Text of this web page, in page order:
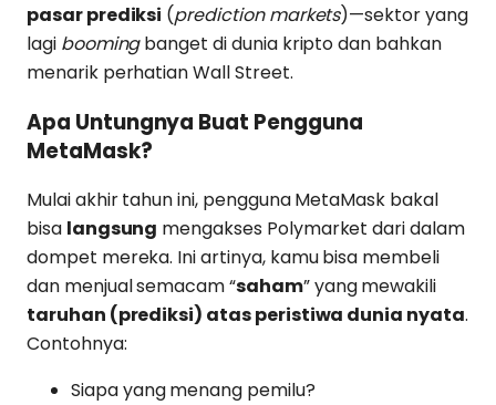
pasar prediksi (prediction markets)—sektor yang
lagi boomingbanget di dunia kripto dan bahkan
menarik perhatian Wall Street.
Apa Untungnya Buat Pengguna
MetaMask?
Mulai akhir tahun ini, pengguna MetaMask bakal
bisa langsung mengakses Polymarket dari dalam
dompet mereka. Ini artinya, kamu bisa membeli
dan menjual semacam “saham” yang mewakili
taruhan (prediksi) atas peristiwa dunia nyata.
Contohnya:
Siapa yang menang pemilu?